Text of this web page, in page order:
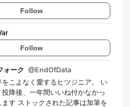
Follow
Follow
ォーク @EndOfData
こよなく愛するヒツジニア。 い
降後、一年間いいね付かなかっ
す ストックされた記事は加筆を